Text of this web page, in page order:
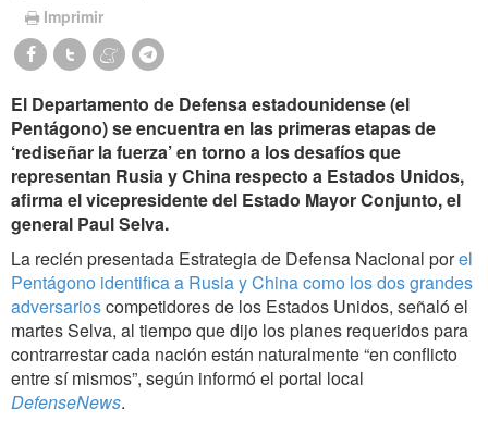
Imprimir
El Departamento de Defensa estadounidense (el
Pentágono) se encuentra en las primeras etapas de
‘rediseñar la fuerza’ en torno a los desafíos que
representan Rusia y China respecto a Estados Unidos,
afirma el vicepresidente del Estado Mayor Conjunto, el
general Paul Selva.
La recién presentada Estrategia de Defensa Nacional porel
Pentágono identifica a Rusia y China como los dos grandes
adversarioscompetidores de los Estados Unidos, señaló el
martes Selva, al tiempo que dijo los planes requeridos para
contrarrestar cada nación están naturalmente “en conflicto
entre sí mismos”, según informó el portal local
DefenseNews.